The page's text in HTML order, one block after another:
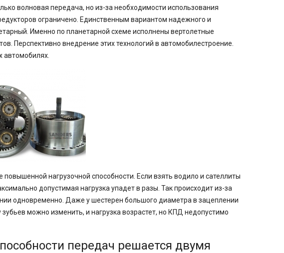
волновая передача, но из-за необходимости использования
ограничено. Единственным вариантом надежного и
Именно по планетарной схеме исполнены вертолетные
Перспективно внедрение этих технологий в автомобилестроение.
автомобилях.
нагрузочной способности. Если взять водило и сателлиты
допустимая нагрузка упадет в разы. Так происходит из-за
одновременно. Даже у шестерен большого диаметра в зацеплении
можно изменить, и нагрузка возрастет, но КПД недопустимо
передач решается двумя